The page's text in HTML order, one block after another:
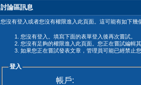
討論區訊息
您沒有登入或者您沒有權限進入此頁面。這可能有如下幾
您沒有登入。填寫下面的表單登入後再次嘗試。
您沒有足夠的權限進入此頁面。您正在嘗試編輯
如果您正在嘗試發表文章，管理員可能已經禁止
登入
帳戶: